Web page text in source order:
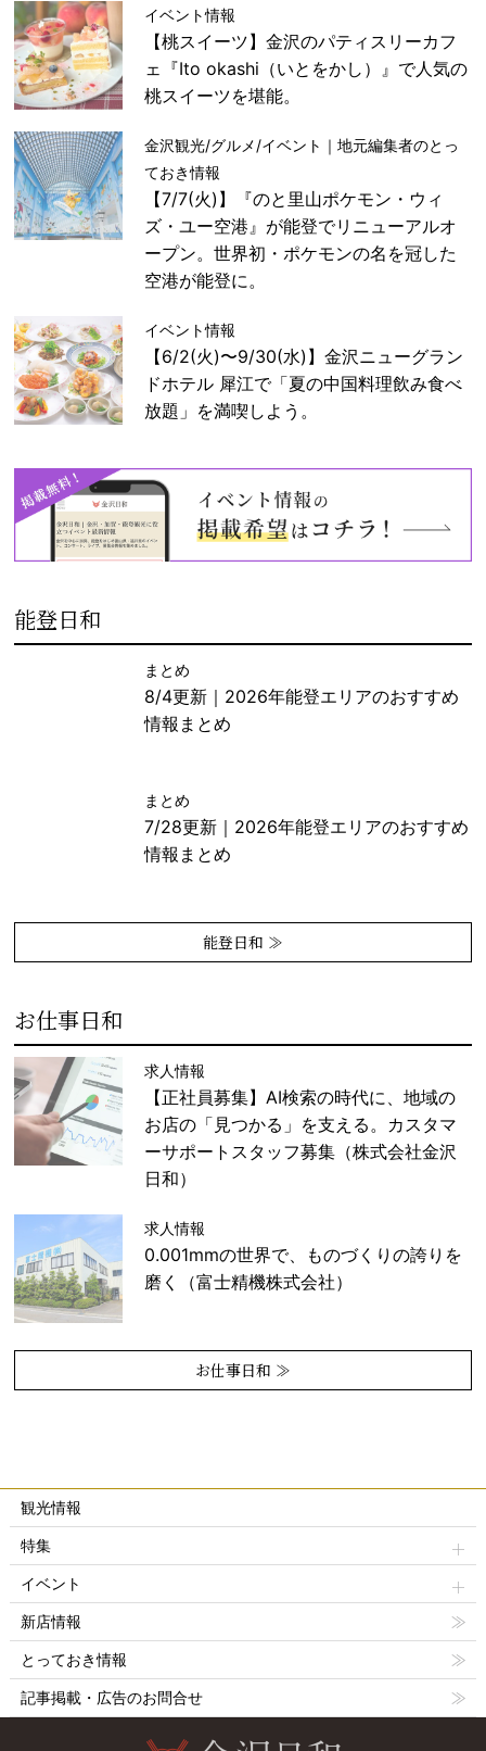
イベント情報
【桃スイーツ】金沢のパティスリーカフ
ェ『Ito okashi（いとをかし）』で人気の
桃スイーツを堪能。
金沢観光/グルメ/イベント｜地元編集者のとっ
ておき情報
【7/7(火)】『のと里山ポケモン・ウィ
ズ・ユー空港』が能登でリニューアルオ
ープン。世界初・ポケモンの名を冠した
空港が能登に。
イベント情報
【6/2(火)〜9/30(水)】金沢ニューグラン
ドホテル 犀江で「夏の中国料理飲み食べ
放題」を満喫しよう。
能登日和
まとめ
8/4更新｜2026年能登エリアのおすすめ
情報まとめ
まとめ
7/28更新｜2026年能登エリアのおすすめ
情報まとめ
能登日和 ≫
お仕事日和
求人情報
【正社員募集】AI検索の時代に、地域の
お店の「見つかる」を支える。カスタマ
ーサポートスタッフ募集（株式会社金沢
日和）
求人情報
0.001mmの世界で、ものづくりの誇りを
磨く（富士精機株式会社）
お仕事日和 ≫
観光情報
特集
イベント
新店情報
とっておき情報
記事掲載・広告のお問合せ